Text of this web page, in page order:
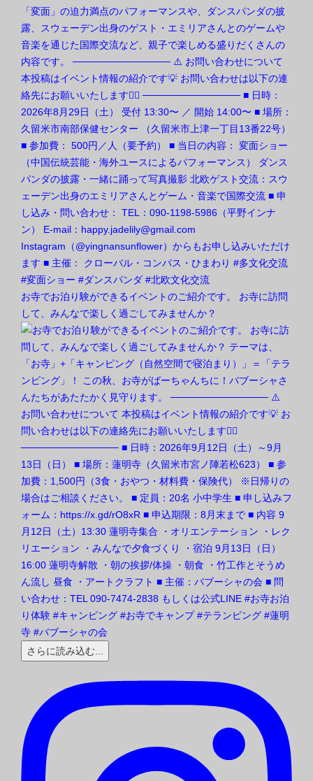
お寺でお泊り験ができるイベントのご紹介です。 お寺に訪問
して、みんなで楽しく過ごしてみませんか？
さらに読み込む...